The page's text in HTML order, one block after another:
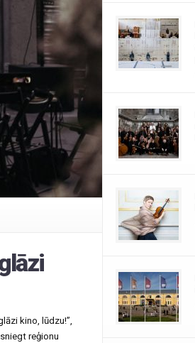
kino, lūdzu!”,
reģionu